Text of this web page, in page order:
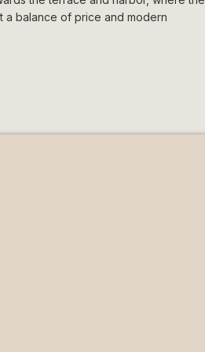
a balance of price and modern